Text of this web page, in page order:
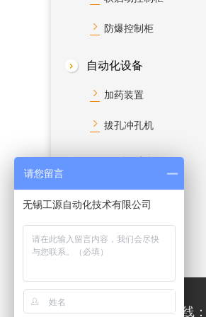
防爆控制柜
自动化设备
加药装置
拔孔冲孔机
污水处理控制系统
中控系统
免费咨询热线：
请您留言
无锡工源自动化技术有限公司